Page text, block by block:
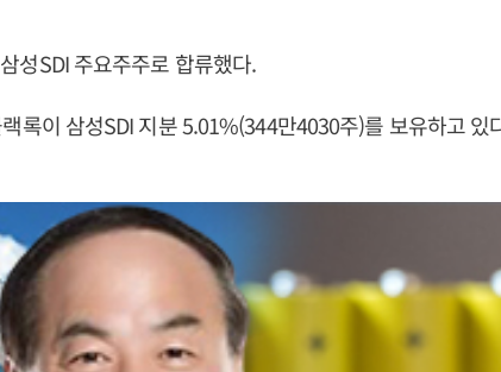
성SDI 주요주주로 합류했다.
록이 삼성SDI 지분 5.01%(344만4030주)를 보유하고 있